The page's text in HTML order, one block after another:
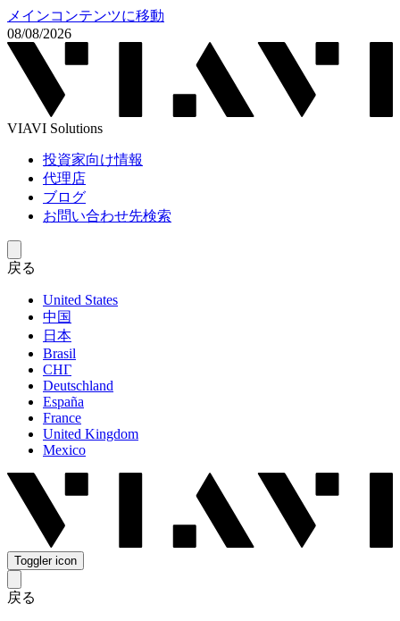
メインコンテンツに移動
08/08/2026
VIAVI Solutions
投資家向け情報
代理店
ブログ
お問い合わせ先検索
戻る
United States
中国
日本
Brasil
СНГ
Deutschland
España
France
United Kingdom
Mexico
Toggler icon
戻る